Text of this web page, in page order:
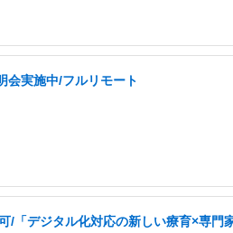
会実施中/フルリモート
/「デジタル化対応の新しい療育×専